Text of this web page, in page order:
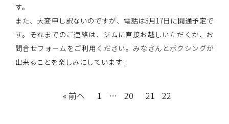
す。
また、大変申し訳ないのですが、電話は3月17日に開通予定で
す。それまでのご連絡は、ジムに直接お越しいただくか、お
問合せフォームをご利用ください。みなさんとボクシングが
出来ることを楽しみにしています！
« 前へ 1 … 20 21 22